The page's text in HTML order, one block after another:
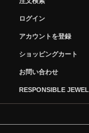
ログイン
アカウントを登録
ショッピングカート
お問い合わせ
RESPONSIBLE